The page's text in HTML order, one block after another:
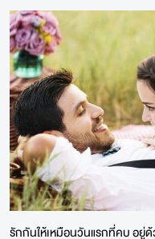
รักกันให้เหมือนวันแรกที่คบ อยู่